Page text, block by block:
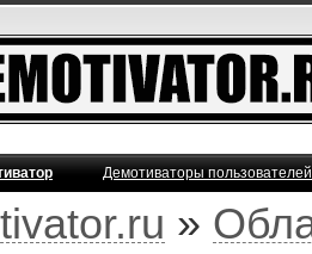
Демотиваторы
»